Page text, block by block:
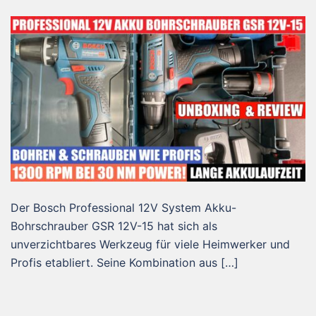
Der Bosch Professional 12V System Akku-
Bohrschrauber GSR 12V-15 hat sich als
unverzichtbares Werkzeug für viele Heimwerker und
Profis etabliert. Seine Kombination aus […]